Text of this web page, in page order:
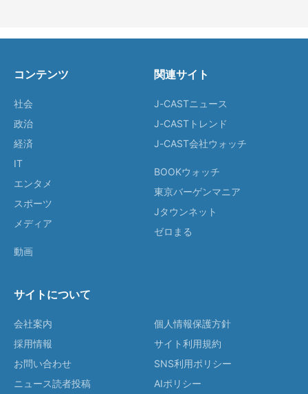
コンテンツ
社会
政治
経済
IT
エンタメ
スポーツ
メディア
動画
関連サイト
J-CASTニュース
J-CASTトレンド
J-CAST会社ウォッチ
BOOKウォッチ
東京バーゲンマニア
Jタウンネット
ゼロまる
サイトについて
会社案内
採用情報
お問い合わせ
ニュース読者投稿
個人情報保護方針
サイト利用規約
SNS利用ポリシー
AIポリシー